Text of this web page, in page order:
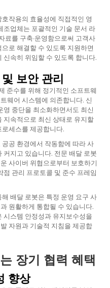
작용의 효율성에 직접적인 영
조업체는 포괄적인 기술 문서 라
료를 구축·운영함으로써 고객사
로 해결할 수 있도록 지원하면
신속히 위임할 수 있도록 합니다.
보안 관리
준수를 위해 정기적인 소프트웨
웨어 시스템에 의존합니다. 신
영 중단을 최소화하면서도 최신
지속적으로 최신 상태로 유지할
세스를 제공합니다.
공 환경에서 작동함에 따라 사
커지고 있습니다. 전문 배달 로봇
사이버 위협으로부터 보호하기
관리 프로토콜 및 준수 프레임
배달 로봇은 특정 운영 요구 사
원활하게 통합될 수 있습니다.
시스템 안정성과 유지보수성을
자원과 기술적 지침을 제공합
장기 협력 혜택
향상